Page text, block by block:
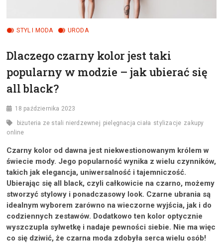
STYL I MODA URODA
Dlaczego czarny kolor jest taki
popularny w modzie – jak ubierać się
all black?
18 października 2023
biżuteria ze stali nierdzewnej pielęgnacja ciała stylizacje zakupy
online
Czarny kolor od dawna jest niekwestionowanym królem w
świecie mody. Jego popularność wynika z wielu czynników,
takich jak elegancja, uniwersalność i tajemniczość.
Ubierając się all black, czyli całkowicie na czarno, możemy
stworzyć stylowy i ponadczasowy look. Czarne ubrania są
idealnym wyborem zarówno na wieczorne wyjścia, jak i do
codziennych zestawów. Dodatkowo ten kolor optycznie
wyszczupla sylwetkę i nadaje pewności siebie. Nie ma więc
co się dziwić, że czarna moda zdobyła serca wielu osób!